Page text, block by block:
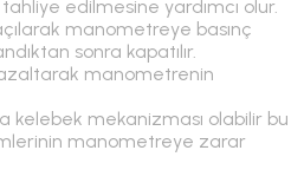
tahliye edilmesine yardımcı olur.
manometreye basınç
sonra kapatılır.
azaltarak manometrenin
kelebek mekanizması olabilir bu
manometreye zarar